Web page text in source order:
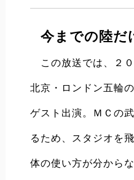
今までの陸だ
この放送では、２
北京・ロンドン五輪
ゲスト出演。ＭＣの
るため、スタジオを
体の使い方が分から